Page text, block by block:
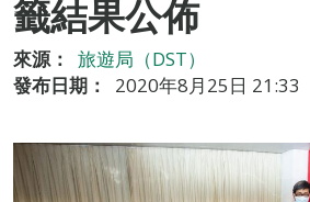
籤結果公佈
來源：
旅遊局（DST）
發布日期：
2020年8月25日 21:33